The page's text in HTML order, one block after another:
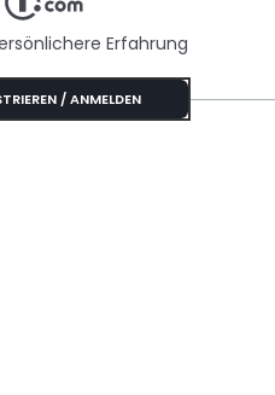
Specials
Erfahrung
/ ANMELDEN